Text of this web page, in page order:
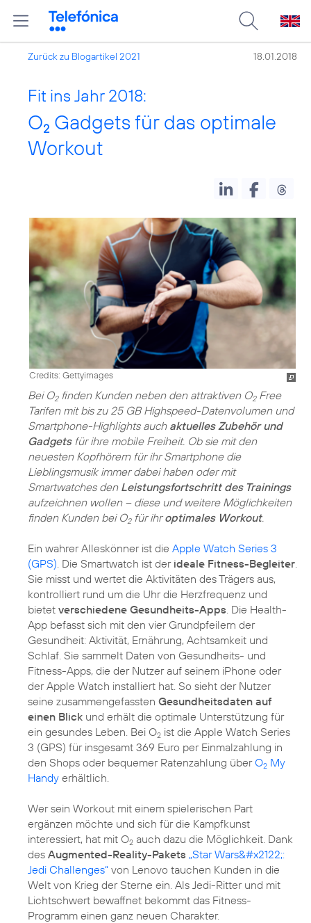
Zurück zu Blogartikel 2021 18.01.2018
Fit ins Jahr 2018:
O2 Gadgets für das optimale
Workout
Credits: Gettyimages
Bei O2finden Kunden neben den attraktiven O2Free
Tarifen mit bis zu 25 GB Highspeed-Datenvolumen und
Smartphone-Highlights auch aktuelles Zubehör und
Gadgetsfür ihre mobile Freiheit. Ob sie mit den
neuesten Kopfhörern für ihr Smartphone die
Lieblingsmusik immer dabei haben oder mit
Smartwatches den Leistungsfortschritt des Trainings
aufzeichnen wollen – diese und weitere Möglichkeiten
finden Kunden bei O2für ihroptimales Workout.
Ein wahrer Alleskönner ist die Apple Watch Series 3
(GPS) . Die Smartwatch ist der ideale Fitness-Begleiter
Sie misst und wertet die Aktivitäten des Trägers aus,
kontrolliert rund um die Uhr die Herzfrequenz und
bietet verschiedene Gesundheits-Apps . Die Health-
App befasst sich mit den vier Grundpfeilern der
Gesundheit: Aktivität, Ernährung, Achtsamkeit und
Schlaf. Sie sammelt Daten von Gesundheits- und
Fitness-Apps, die der Nutzer auf seinem iPhone oder
der Apple Watch installiert hat. So sieht der Nutzer
seine zusammengefassten Gesundheitsdaten auf
einen Blick und erhält die optimale Unterstützung für
ein gesundes Leben. Bei O2 ist die Apple Watch Series
3 (GPS) für insgesamt 369 Euro per Einmalzahlung in
den Shops oder bequemer Ratenzahlung überO2 My
Handy erhältlich.
Wer sein Workout mit einem spielerischen Part
ergänzen möchte und sich für die Kampfkunst
interessiert, hat mit O2 auch dazu die Möglichkeit. Dank
des Augmented-Reality-Pakets „Star Wars&#x2122;:
Jedi Challenges“ von Lenovo tauchen Kunden in die
Welt von Krieg der Sterne ein. Als Jedi-Ritter und mit
Lichtschwert bewaffnet bekommt das Fitness-
Programm einen ganz neuen Charakter.